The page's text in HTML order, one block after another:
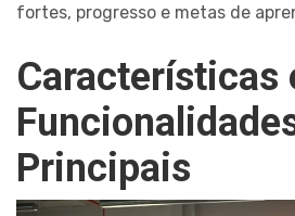
fortes, progresso e metas de
Características
Principais